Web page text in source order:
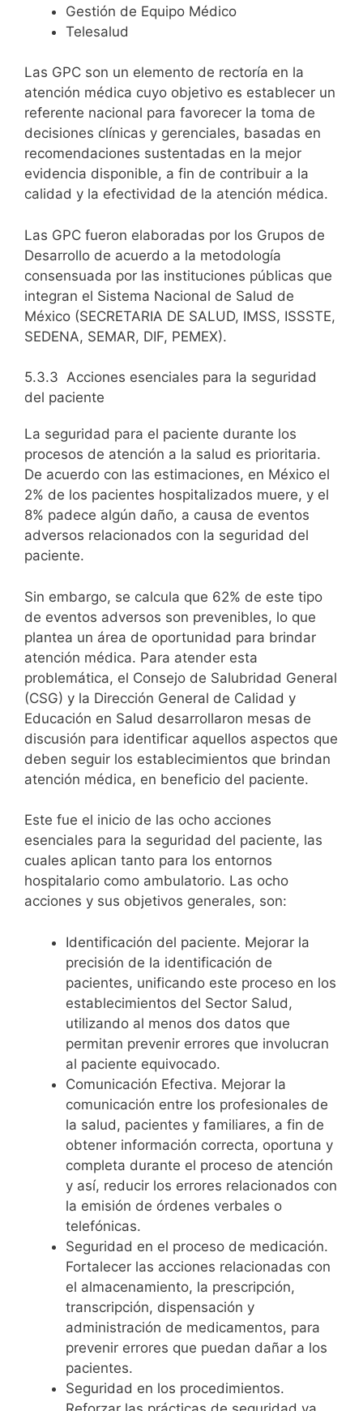
Gestión de Equipo Médico
Telesalud
Las GPC son un elemento de rectoría en la
atención médica cuyo objetivo es establecer un
referente nacional para favorecer la toma de
decisiones clínicas y gerenciales, basadas en
recomendaciones sustentadas en la mejor
evidencia disponible, a fin de contribuir a la
calidad y la efectividad de la atención médica.
Las GPC fueron elaboradas por los Grupos de
Desarrollo de acuerdo a la metodología
consensuada por las instituciones públicas que
integran el Sistema Nacional de Salud de
México (SECRETARIA DE SALUD, IMSS, ISSSTE,
SEDENA, SEMAR, DIF, PEMEX).
5.3.3 Acciones esenciales para la seguridad
del paciente
La seguridad para el paciente durante los
procesos de atención a la salud es prioritaria.
De acuerdo con las estimaciones, en México el
2% de los pacientes hospitalizados muere, y el
8% padece algún daño, a causa de eventos
adversos relacionados con la seguridad del
paciente.
Sin embargo, se calcula que 62% de este tipo
de eventos adversos son prevenibles, lo que
plantea un área de oportunidad para brindar
atención médica. Para atender esta
problemática, el Consejo de Salubridad General
(CSG) y la Dirección General de Calidad y
Educación en Salud desarrollaron mesas de
discusión para identificar aquellos aspectos que
deben seguir los establecimientos que brindan
atención médica, en beneficio del paciente.
Este fue el inicio de las ocho acciones
esenciales para la seguridad del paciente, las
cuales aplican tanto para los entornos
hospitalario como ambulatorio. Las ocho
acciones y sus objetivos generales, son:
Identificación del paciente. Mejorar la
precisión de la identificación de
pacientes, unificando este proceso en los
establecimientos del Sector Salud,
utilizando al menos dos datos que
permitan prevenir errores que involucran
al paciente equivocado.
Comunicación Efectiva. Mejorar la
comunicación entre los profesionales de
la salud, pacientes y familiares, a fin de
obtener información correcta, oportuna y
completa durante el proceso de atención
y así, reducir los errores relacionados con
la emisión de órdenes verbales o
telefónicas.
Seguridad en el proceso de medicación.
Fortalecer las acciones relacionadas con
el almacenamiento, la prescripción,
transcripción, dispensación y
administración de medicamentos, para
prevenir errores que puedan dañar a los
pacientes.
Seguridad en los procedimientos.